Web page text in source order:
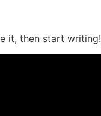
it, then start writing!